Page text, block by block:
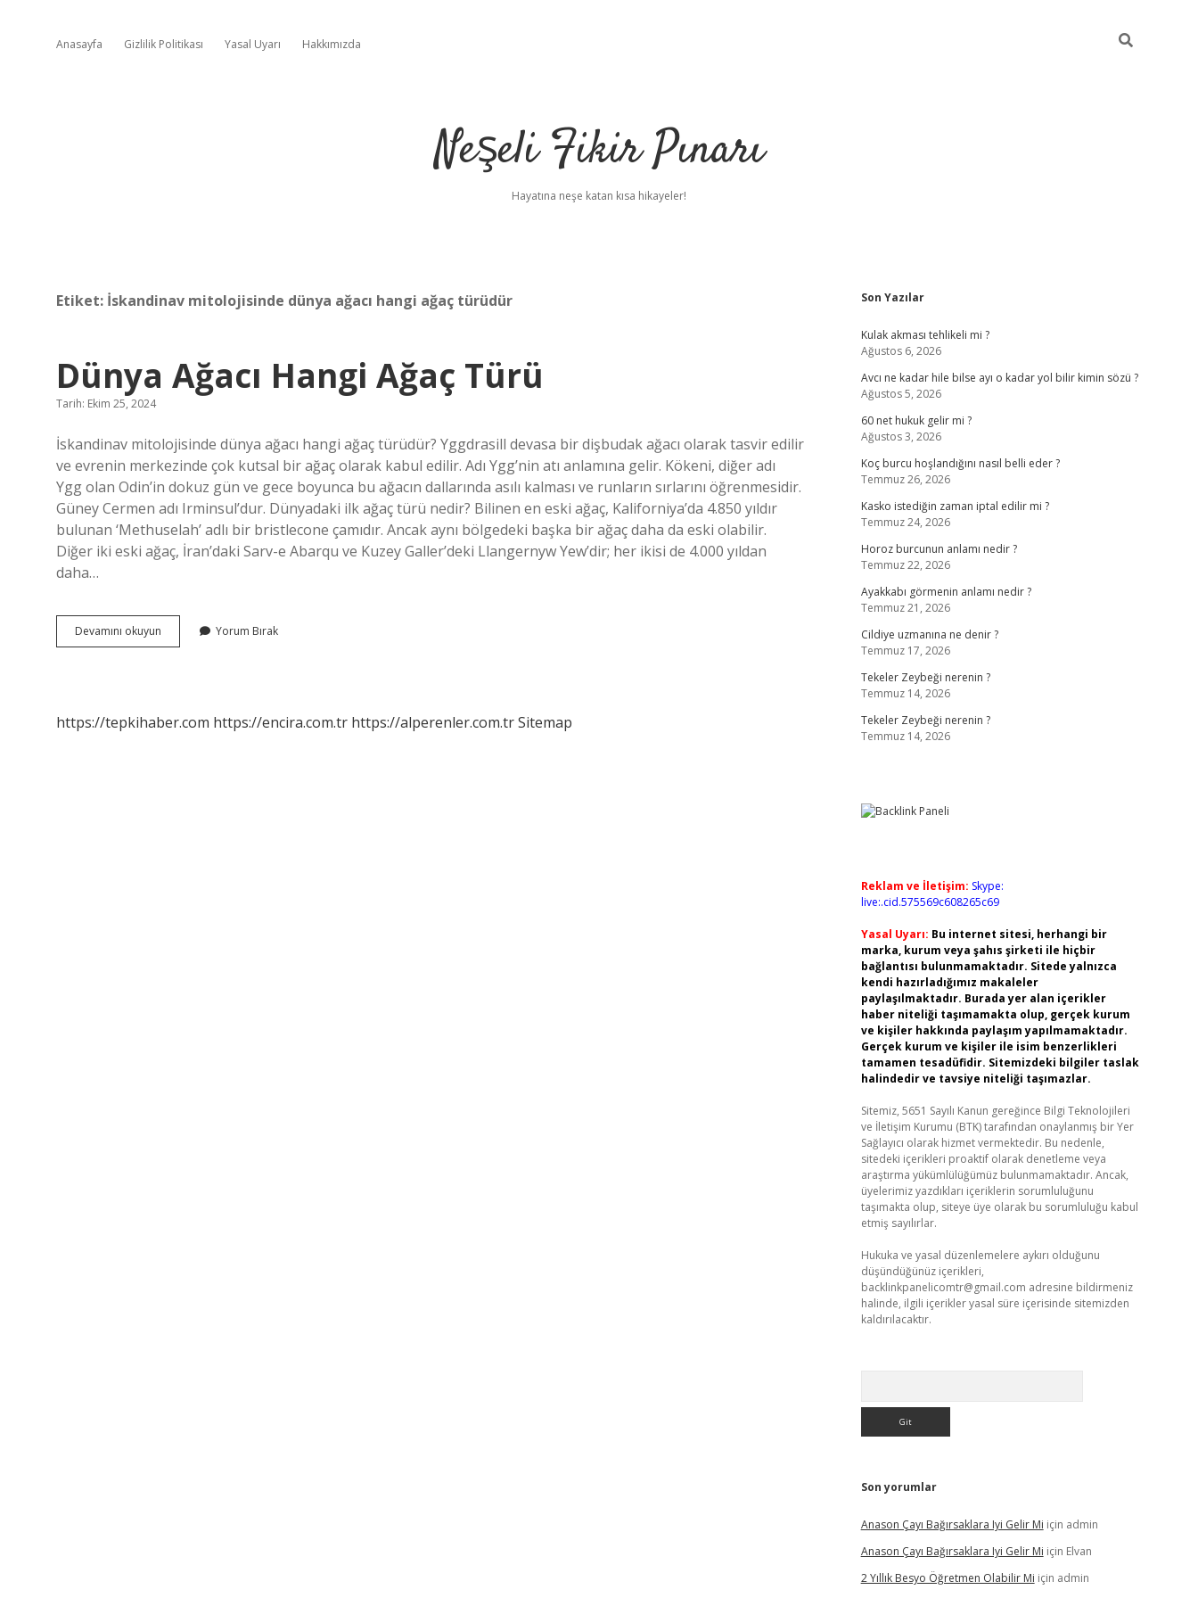
Anasayfa Gizlilik Politikası Yasal Uyarı Hakkımızda
Neşeli Fikir Pınarı
Hayatına neşe katan kısa hikayeler!
Etiket: İskandinav mitolojisinde dünya ağacı hangi ağaç türüdür
Dünya Ağacı Hangi Ağaç Türü
Tarih: Ekim 25, 2024
İskandinav mitolojisinde dünya ağacı hangi ağaç türüdür? Yggdrasill devasa bir dişbudak ağacı olarak tasvir edilir
ve evrenin merkezinde çok kutsal bir ağaç olarak kabul edilir. Adı Ygg’nin atı anlamına gelir. Kökeni, diğer adı
Ygg olan Odin’in dokuz gün ve gece boyunca bu ağacın dallarında asılı kalması ve runların sırlarını öğrenmesidir.
Güney Cermen adı Irminsul’dur. Dünyadaki ilk ağaç türü nedir? Bilinen en eski ağaç, Kaliforniya’da 4.850 yıldır
bulunan ‘Methuselah’ adlı bir bristlecone çamıdır. Ancak aynı bölgedeki başka bir ağaç daha da eski olabilir.
Diğer iki eski ağaç, İran’daki Sarv-e Abarqu ve Kuzey Galler’deki Llangernyw Yew’dir; her ikisi de 4.000 yıldan
daha…
Devamını okuyun
Ağacı
Yorum Bırak
https://tepkihaber.com https://encira.com.tr https://alperenler.com.trSitemap
Sidebar
Son Yazılar
Kulak akması tehlikeli mi ?
Ağustos 6, 2026
Avcı ne kadar hile bilse ayı o kadar yol bilir kimin sözü ?
Ağustos 5, 2026
60 net hukuk gelir mi ?
Ağustos 3, 2026
Koç burcu hoşlandığını nasıl belli eder ?
Temmuz 26, 2026
Kasko istediğin zaman iptal edilir mi ?
Temmuz 24, 2026
Horoz burcunun anlamı nedir ?
Temmuz 22, 2026
Ayakkabı görmenin anlamı nedir ?
Temmuz 21, 2026
Cildiye uzmanına ne denir ?
Temmuz 17, 2026
Tekeler Zeybeği nerenin ?
Temmuz 14, 2026
Tekeler Zeybeği nerenin ?
Temmuz 14, 2026
Reklam ve İletişim: Skype:
live:.cid.575569c608265c69
Yasal Uyarı: Bu internet sitesi, herhangi bir
marka, kurum veya şahıs şirketi ile hiçbir
bağlantısı bulunmamaktadır. Sitede yalnızca
kendi hazırladığımız makaleler
paylaşılmaktadır. Burada yer alan içerikler
haber niteliği taşımamakta olup, gerçek kurum
ve kişiler hakkında paylaşım yapılmamaktadır.
Gerçek kurum ve kişiler ile isim benzerlikleri
tamamen tesadüfidir. Sitemizdeki bilgiler taslak
halindedir ve tavsiye niteliği taşımazlar.
Sitemiz, 5651 Sayılı Kanun gereğince Bilgi Teknolojileri
ve İletişim Kurumu (BTK) tarafından onaylanmış bir Yer
Sağlayıcı olarak hizmet vermektedir. Bu nedenle,
sitedeki içerikleri proaktif olarak denetleme veya
araştırma yükümlülüğümüz bulunmamaktadır. Ancak,
üyelerimiz yazdıkları içeriklerin sorumluluğunu
taşımakta olup, siteye üye olarak bu sorumluluğu kabul
etmiş sayılırlar.
Hukuka ve yasal düzenlemelere aykırı olduğunu
düşündüğünüz içerikleri,
backlinkpanelicomtr@gmail.com adresine bildirmeniz
halinde, ilgili içerikler yasal süre içerisinde sitemizden
kaldırılacaktır.
Son yorumlar
Anason Çayı Bağırsaklara Iyi Gelir Mi için admin
Anason Çayı Bağırsaklara Iyi Gelir Mi için Elvan
2 Yıllık Besyo Öğretmen Olabilir Mi için admin